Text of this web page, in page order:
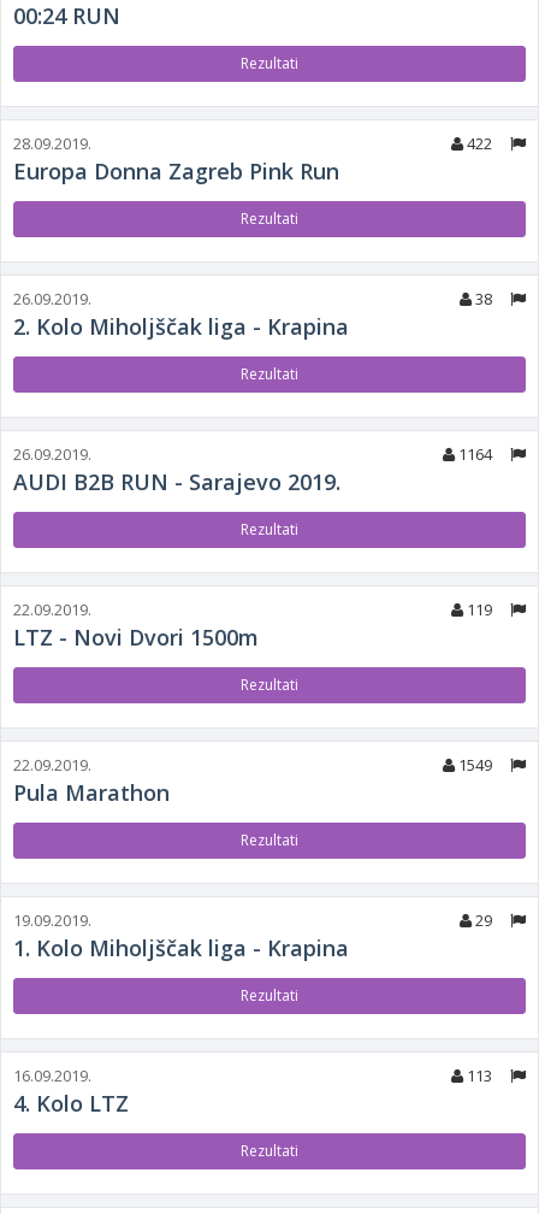
00:24 RUN
Rezultati
28.09.2019. 422
Europa Donna Zagreb Pink Run
Rezultati
26.09.2019. 38
2. Kolo Miholjščak liga - Krapina
Rezultati
26.09.2019. 1164
AUDI B2B RUN - Sarajevo 2019.
Rezultati
22.09.2019. 119
LTZ - Novi Dvori 1500m
Rezultati
22.09.2019. 1549
Pula Marathon
Rezultati
19.09.2019. 29
1. Kolo Miholjščak liga - Krapina
Rezultati
16.09.2019. 113
4. Kolo LTZ
Rezultati